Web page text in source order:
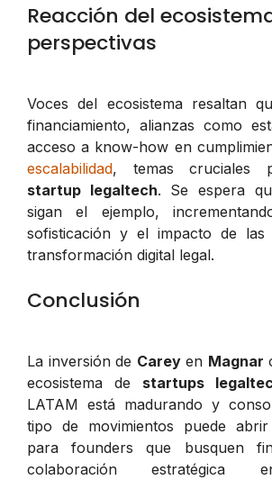
Reacción del
perspectivas
Voces del ecosistema resaltan
financiamiento, alianzas como
acceso a know-how en
escalabilidad, temas cruciales
startup legaltech. Se espera
sigan el ejemplo,
sofisticación y el impacto de
transformación digital legal.
Conclusión
La inversión de Careyen Magnar
ecosistema de startups
LATAM está madurando y
tipo de movimientos puede abrir
para founders que busquen
colaboración estratégica